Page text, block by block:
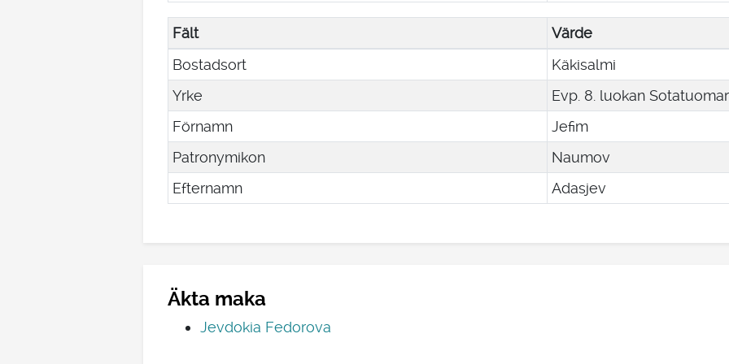
Fält
Värde
Bostadsort
Käkisalmi
Yrke
Evp. 8. luokan
Förnamn
Jefim
Patronymikon
Naumov
Efternamn
Adasjev
Äkta maka
Jevdokia Fedorova